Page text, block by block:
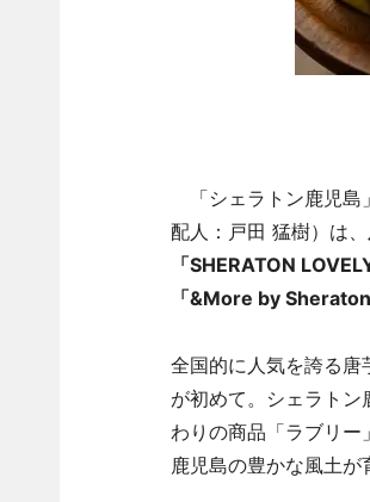
「シェラトン鹿児島
配人：戸田 猛樹）は、
「SHERATON
「&More by
全国的に人気を誇る唐
が初めて。シェラト
わりの商品「ラブリー
鹿児島の豊かな風土が